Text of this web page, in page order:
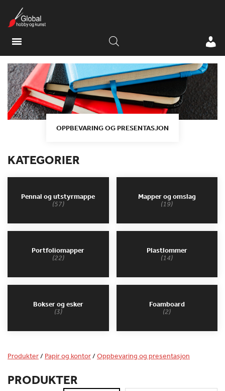
OPPBEVARING OG PRESENTASJON
KATEGORIER
Pennal og utstyrmappe
(57)
Mapper og omslag
(19)
Portfoliomapper
(22)
Plastlommer
(14)
Bokser og esker
(3)
Foamboard
(2)
Produkter/ Papir og kontor/Oppbevaring og presentasjon
PRODUKTER